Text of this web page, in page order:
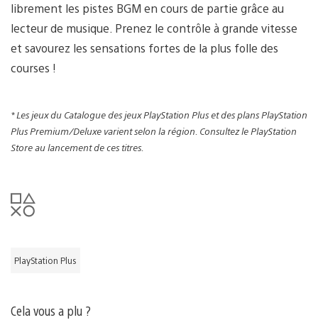
librement les pistes BGM en cours de partie grâce au
lecteur de musique. Prenez le contrôle à grande vitesse
et savourez les sensations fortes de la plus folle des
courses !
* Les jeux du Catalogue des jeux PlayStation Plus et des plans PlayStation
Plus Premium/Deluxe varient selon la région. Consultez le PlayStation
Store au lancement de ces titres.
PlayStation Plus
Cela vous a plu ?